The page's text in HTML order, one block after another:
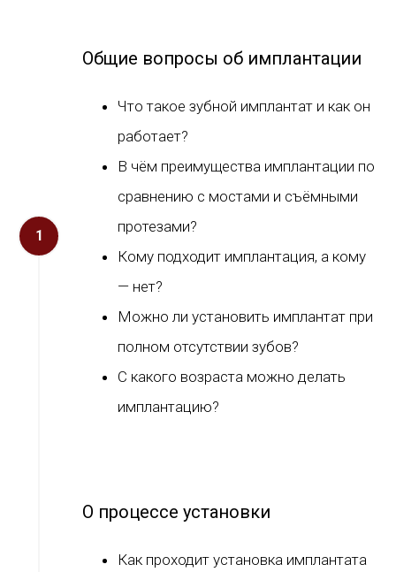
Общие вопросы об имплантации
Что такое зубной имплантат и как он
работает?
В чём преимущества имплантации по
сравнению с мостами и съёмными
протезами?
Кому подходит имплантация, а кому
— нет?
Можно ли установить имплантат при
полном отсутствии зубов?
С какого возраста можно делать
имплантацию?
О процессе установки
Как проходит установка имплантата